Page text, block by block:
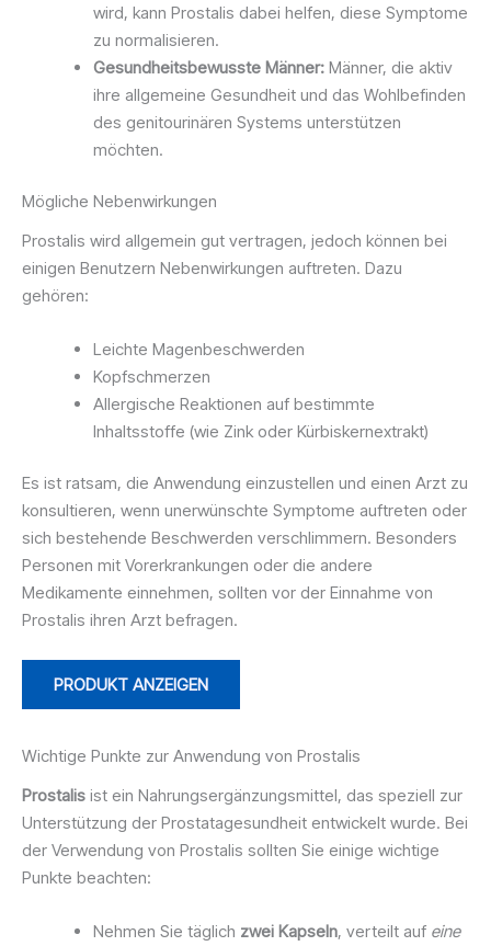
wird, kann Prostalis dabei helfen, diese Symptome
zu normalisieren.
Gesundheitsbewusste Männer: Männer, die aktiv
ihre allgemeine Gesundheit und das Wohlbefinden
des genitourinären Systems unterstützen
möchten.
Mögliche Nebenwirkungen
Prostalis wird allgemein gut vertragen, jedoch können bei
einigen Benutzern Nebenwirkungen auftreten. Dazu
gehören:
Leichte Magenbeschwerden
Kopfschmerzen
Allergische Reaktionen auf bestimmte
Inhaltsstoffe (wie Zink oder Kürbiskernextrakt)
Es ist ratsam, die Anwendung einzustellen und einen Arzt zu
konsultieren, wenn unerwünschte Symptome auftreten oder
sich bestehende Beschwerden verschlimmern. Besonders
Personen mit Vorerkrankungen oder die andere
Medikamente einnehmen, sollten vor der Einnahme von
Prostalis ihren Arzt befragen.
PRODUKT ANZEIGEN
Wichtige Punkte zur Anwendung von Prostalis
Prostalis ist ein Nahrungsergänzungsmittel, das speziell zur
Unterstützung der Prostatagesundheit entwickelt wurde. Bei
der Verwendung von Prostalis sollten Sie einige wichtige
Punkte beachten:
Nehmen Sie täglich zwei Kapseln, verteilt auf eine